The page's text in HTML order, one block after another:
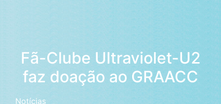
Fã-Clube Ultraviolet-U2
faz doação ao GRAACC
Notícias